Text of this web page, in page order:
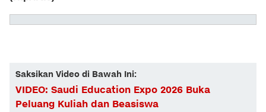
Saksikan Video di Bawah Ini:
VIDEO: Saudi Education Expo 2026 Buka
Peluang Kuliah dan Beasiswa